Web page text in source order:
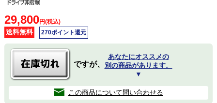
29,800円(税込)
送料無料 270ポイント還元
ですが、
あなたにオススメの
別の商品があります。
▼
この商品について問い合わせる